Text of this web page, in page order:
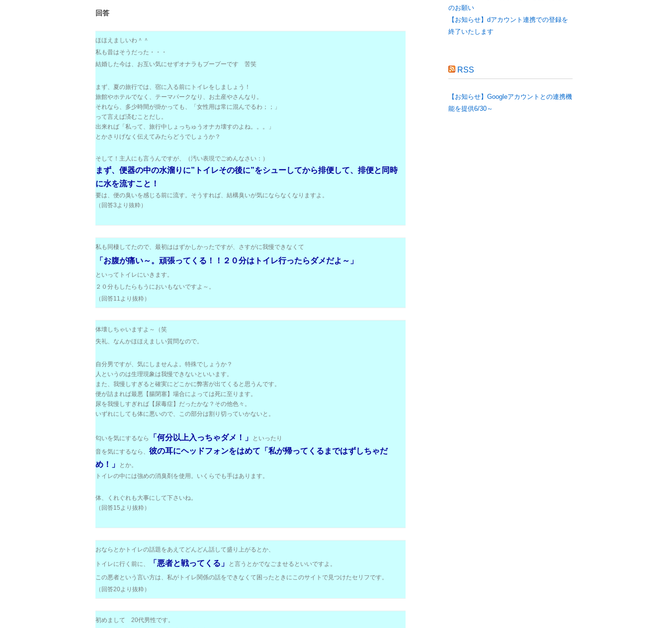
回答
ほほえましいわ＾＾
私も昔はそうだった・・・
結婚した今は、お互い気にせずオナラもプープーです 苦笑
まず、夏の旅行では、宿に入る前にトイレをしましょう！
旅館やホテルでなく、テーマパークなり、お土産やさんなり。
それなら、多少時間が掛かっても、「女性用は常に混んでるわ；；」
って言えば済むことだし。
出来れば「私って、旅行中しょっちゅうオナカ壊すのよね。。。」
とかさりげなく伝えてみたらどうでしょうか？
そして！主人にも言うんですが、（汚い表現でごめんなさい：）
まず、便器の中の水溜りに”トイレその後に”をシューしてから排便して、排便と同時
に水を流すこと！
要は、便の臭いを感じる前に流す。そうすれば、結構臭いが気にならなくなりますよ。
（回答3より抜粋）
私も同棲してたので、最初ははずかしかったですが、さすがに我慢できなくて
「お腹が痛い～。頑張ってくる！！２０分はトイレ行ったらダメだよ～」
といってトイレにいきます。
２０分もしたらもうにおいもないですよ～。
（回答11より抜粋）
体壊しちゃいますよ～（笑
失礼、なんかほほえましい質問なので。
自分男ですが、気にしませんよ。特殊でしょうか？
人というのは生理現象は我慢できないといいます。
また、我慢しすぎると確実にどこかに弊害が出てくると思うんです。
便が詰まれば最悪【腸閉塞】場合によっては死に至ります。
尿を我慢しすぎれば【尿毒症】だったかな？その他色々。
いずれにしても体に悪いので、この部分は割り切っていかないと。
匂いを気にするなら 「何分以上入っちゃダメ！」
といったり
音を気にするなら、 彼の耳にヘッドフォンをはめて「私が帰ってくるまではずしちゃだ
め！」
とか。
トイレの中には強めの消臭剤を使用。いくらでも手はあります。
体、くれぐれも大事にして下さいね。
（回答15より抜粋）
おならとかトイレの話題をあえてどんどん話して盛り上がるとか、
トイレに行く前に、 「悪者と戦ってくる」
と言うとかでなごませるといいですよ。
この悪者という言い方は、私がトイレ関係の話をできなくて困ったときにこのサイトで見つけたセリフです。
（回答20より抜粋）
初めまして 20代男性です。
のお願い
【お知らせ】dアカウント連携での登録を
終了いたします
RSS
【お知らせ】Googleアカウントとの連携機
能を提供6/30～